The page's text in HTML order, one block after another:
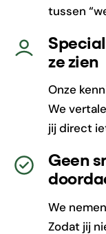
tussen
ze zien
Onze
We
jij direct
Geen
We
Zodat jij